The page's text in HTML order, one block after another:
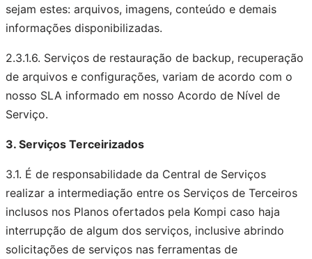
sejam estes: arquivos, imagens, conteúdo e demais
informações disponibilizadas.
2.3.1.6. Serviços de restauração de backup, recuperação
de arquivos e configurações, variam de acordo com o
nosso SLA informado em nosso Acordo de Nível de
Serviço.
3. Serviços Terceirizados
3.1. É de responsabilidade da Central de Serviços
realizar a intermediação entre os Serviços de Terceiros
inclusos nos Planos ofertados pela Kompi caso haja
interrupção de algum dos serviços, inclusive abrindo
solicitações de serviços nas ferramentas de